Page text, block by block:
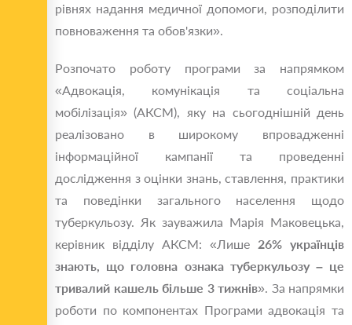
рівнях надання медичної допомоги, розподілити
повноваження та обов'язки».
Розпочато роботу програми за напрямком
«Адвокація, комунікація та соціальна
мобілізація» (АКСМ), яку на сьогоднішній день
реалізовано в широкому впровадженні
інформаційної кампанії та проведенні
дослідження з оцінки знань, ставлення, практики
та поведінки загального населення щодо
туберкульозу. Як зауважила Марія Маковецька,
керівник відділу АКСМ: «Лише 26% українців
знають, що головна ознака туберкульозу – це
тривалий кашель більше 3 тижнів». За напрямки
роботи по компонентах Програми адвокація та